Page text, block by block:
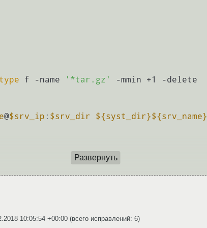
f -name '*tar.gz' -mmin +1 -delete
@$srv_ip : $srv_dir ${syst_dir}${srv_name}
Развернуть
10:05:54 +00:00 (всего исправлений: 6)